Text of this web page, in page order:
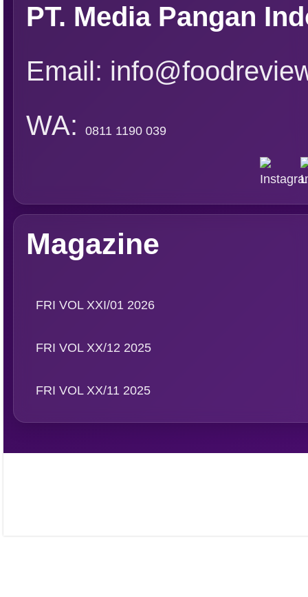
PT. Media Pangan
Email:
WA:
0811 1190 039
Magazine
FRI VOL XXI/01 2026
FRI VOL XX/12 2025
FRI VOL XX/11 2025